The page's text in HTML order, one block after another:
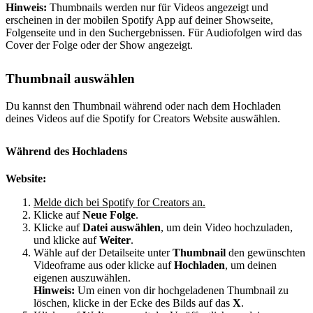
Hinweis: Thumbnails werden nur für Videos angezeigt und
erscheinen in der mobilen Spotify App auf deiner Showseite,
Folgenseite und in den Suchergebnissen. Für Audiofolgen wird das
Cover der Folge oder der Show angezeigt.
Thumbnail auswählen
Du kannst den Thumbnail während oder nach dem Hochladen
deines Videos auf die Spotify for Creators Website auswählen.
Während des Hochladens
Website:
Melde dich bei Spotify for Creators an.
Klicke aufNeue Folge.
Klicke aufDatei auswählen, um dein Video hochzuladen,
und klicke aufWeiter.
Wähle auf der Detailseite unterThumbnail den gewünschten
Videoframe aus oder klicke aufHochladen, um deinen
eigenen auszuwählen.
Hinweis: Um einen von dir hochgeladenen Thumbnail zu
löschen, klicke in der Ecke des Bilds auf das X.